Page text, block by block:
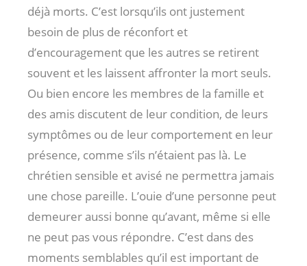
déjà morts. C’est lorsqu’ils ont justement
besoin de plus de réconfort et
d’encouragement que les autres se retirent
souvent et les laissent affronter la mort seuls.
Ou bien encore les membres de la famille et
des amis discutent de leur condition, de leurs
symptômes ou de leur comportement en leur
présence, comme s’ils n’étaient pas là. Le
chrétien sensible et avisé ne permettra jamais
une chose pareille. L’ouie d’une personne peut
demeurer aussi bonne qu’avant, même si elle
ne peut pas vous répondre. C’est dans des
moments semblables qu’il est important de